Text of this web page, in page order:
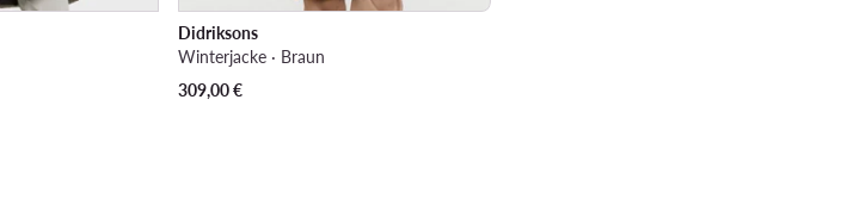
Didriksons
Winterjacke · Braun
309,00€